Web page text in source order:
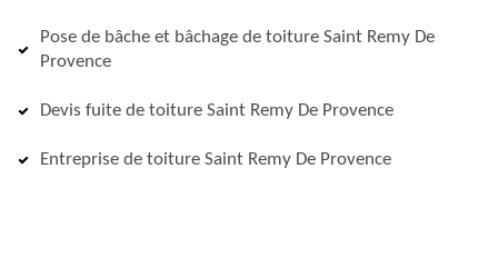
Pose de bâche et bâchage de toiture Saint Remy De
Provence
Devis fuite de toiture Saint Remy De Provence
Entreprise de toiture Saint Remy De Provence